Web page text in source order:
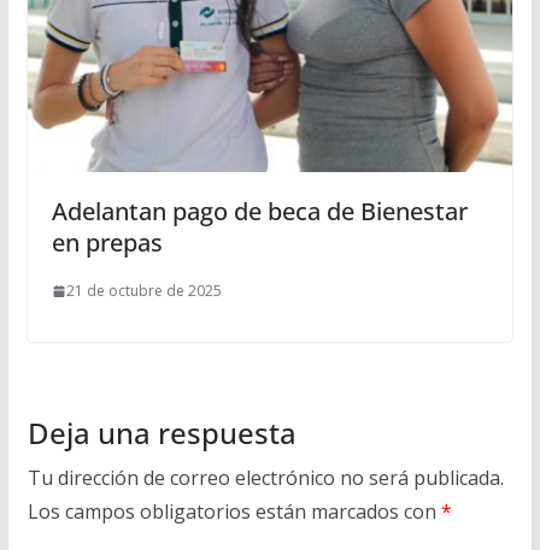
Adelantan pago de beca de Bienestar
en prepas
21 de octubre de 2025
Deja una respuesta
Tu dirección de correo electrónico no será publicada.
Los campos obligatorios están marcados con *